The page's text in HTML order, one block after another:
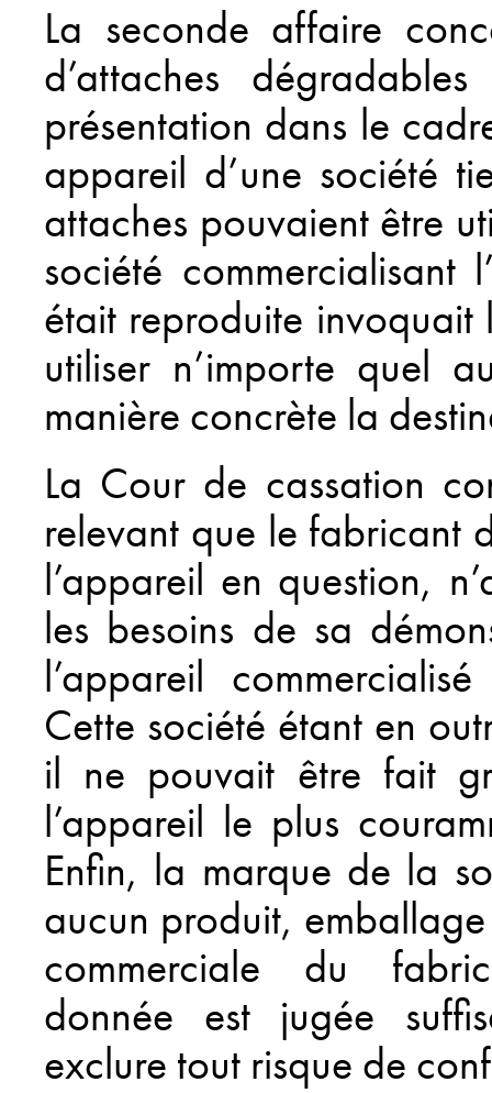
La seconde affaire
d’attaches
présentation dans le
appareil d’une société
attaches pouvaient être
société commercialisant
était reproduite
utiliser n’importe quel
manière concrète la
La Cour de cassation
relevant que le fabricant
l’appareil en question,
les besoins de sa
l’appareil
Cette société étant en
il ne pouvait être fait
l’appareil le plus
Enfin, la marque de la
aucun produit,
commerciale du
donnée est jugée
exclure tout risque de